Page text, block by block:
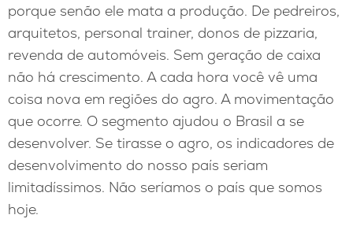
porque senão ele mata a produção. De pedreiros,
arquitetos, personal trainer, donos de pizzaria,
revenda de automóveis. Sem geração de caixa
não há crescimento. A cada hora você vê uma
coisa nova em regiões do agro. A movimentação
que ocorre. O segmento ajudou o Brasil a se
desenvolver. Se tirasse o agro, os indicadores de
desenvolvimento do nosso país seriam
limitadíssimos. Não seríamos o país que somos
hoje.